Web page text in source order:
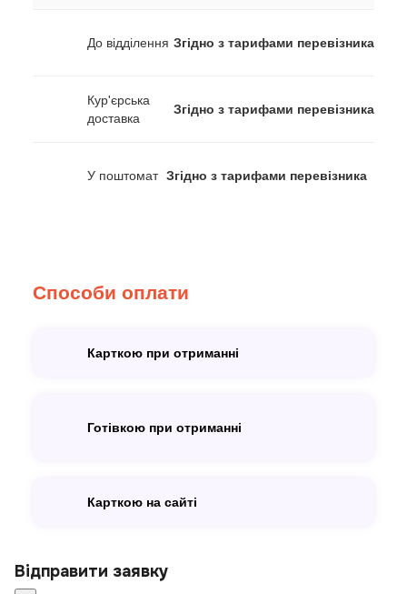
До відділення Згідно з тарифами перевізника
Кур'єрська
доставка
Згідно з тарифами перевізника
У поштомат Згідно з тарифами перевізника
Способи оплати
Карткою при отриманні
Готівкою при отриманні
Карткою на сайті
Відправити заявку